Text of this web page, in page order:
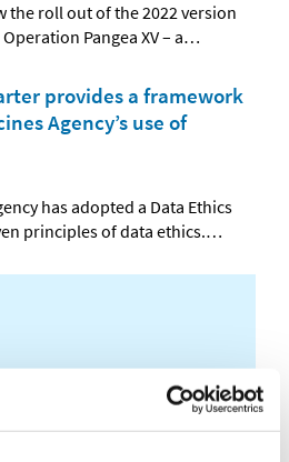
the roll out of the 2022 version
Pangea XV – a…
provides a framework
Agency’s use of
has adopted a Data Ethics
principles of data ethics.…